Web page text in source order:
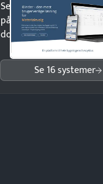
Send kontrakter til
på minutter og mist
dokumenter.
Se 16 systemer